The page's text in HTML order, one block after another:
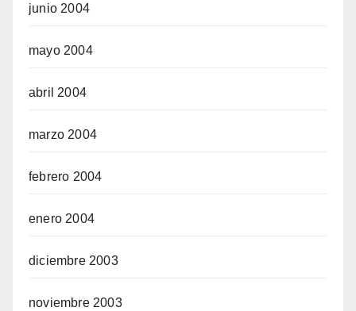
junio 2004
mayo 2004
abril 2004
marzo 2004
febrero 2004
enero 2004
diciembre 2003
noviembre 2003